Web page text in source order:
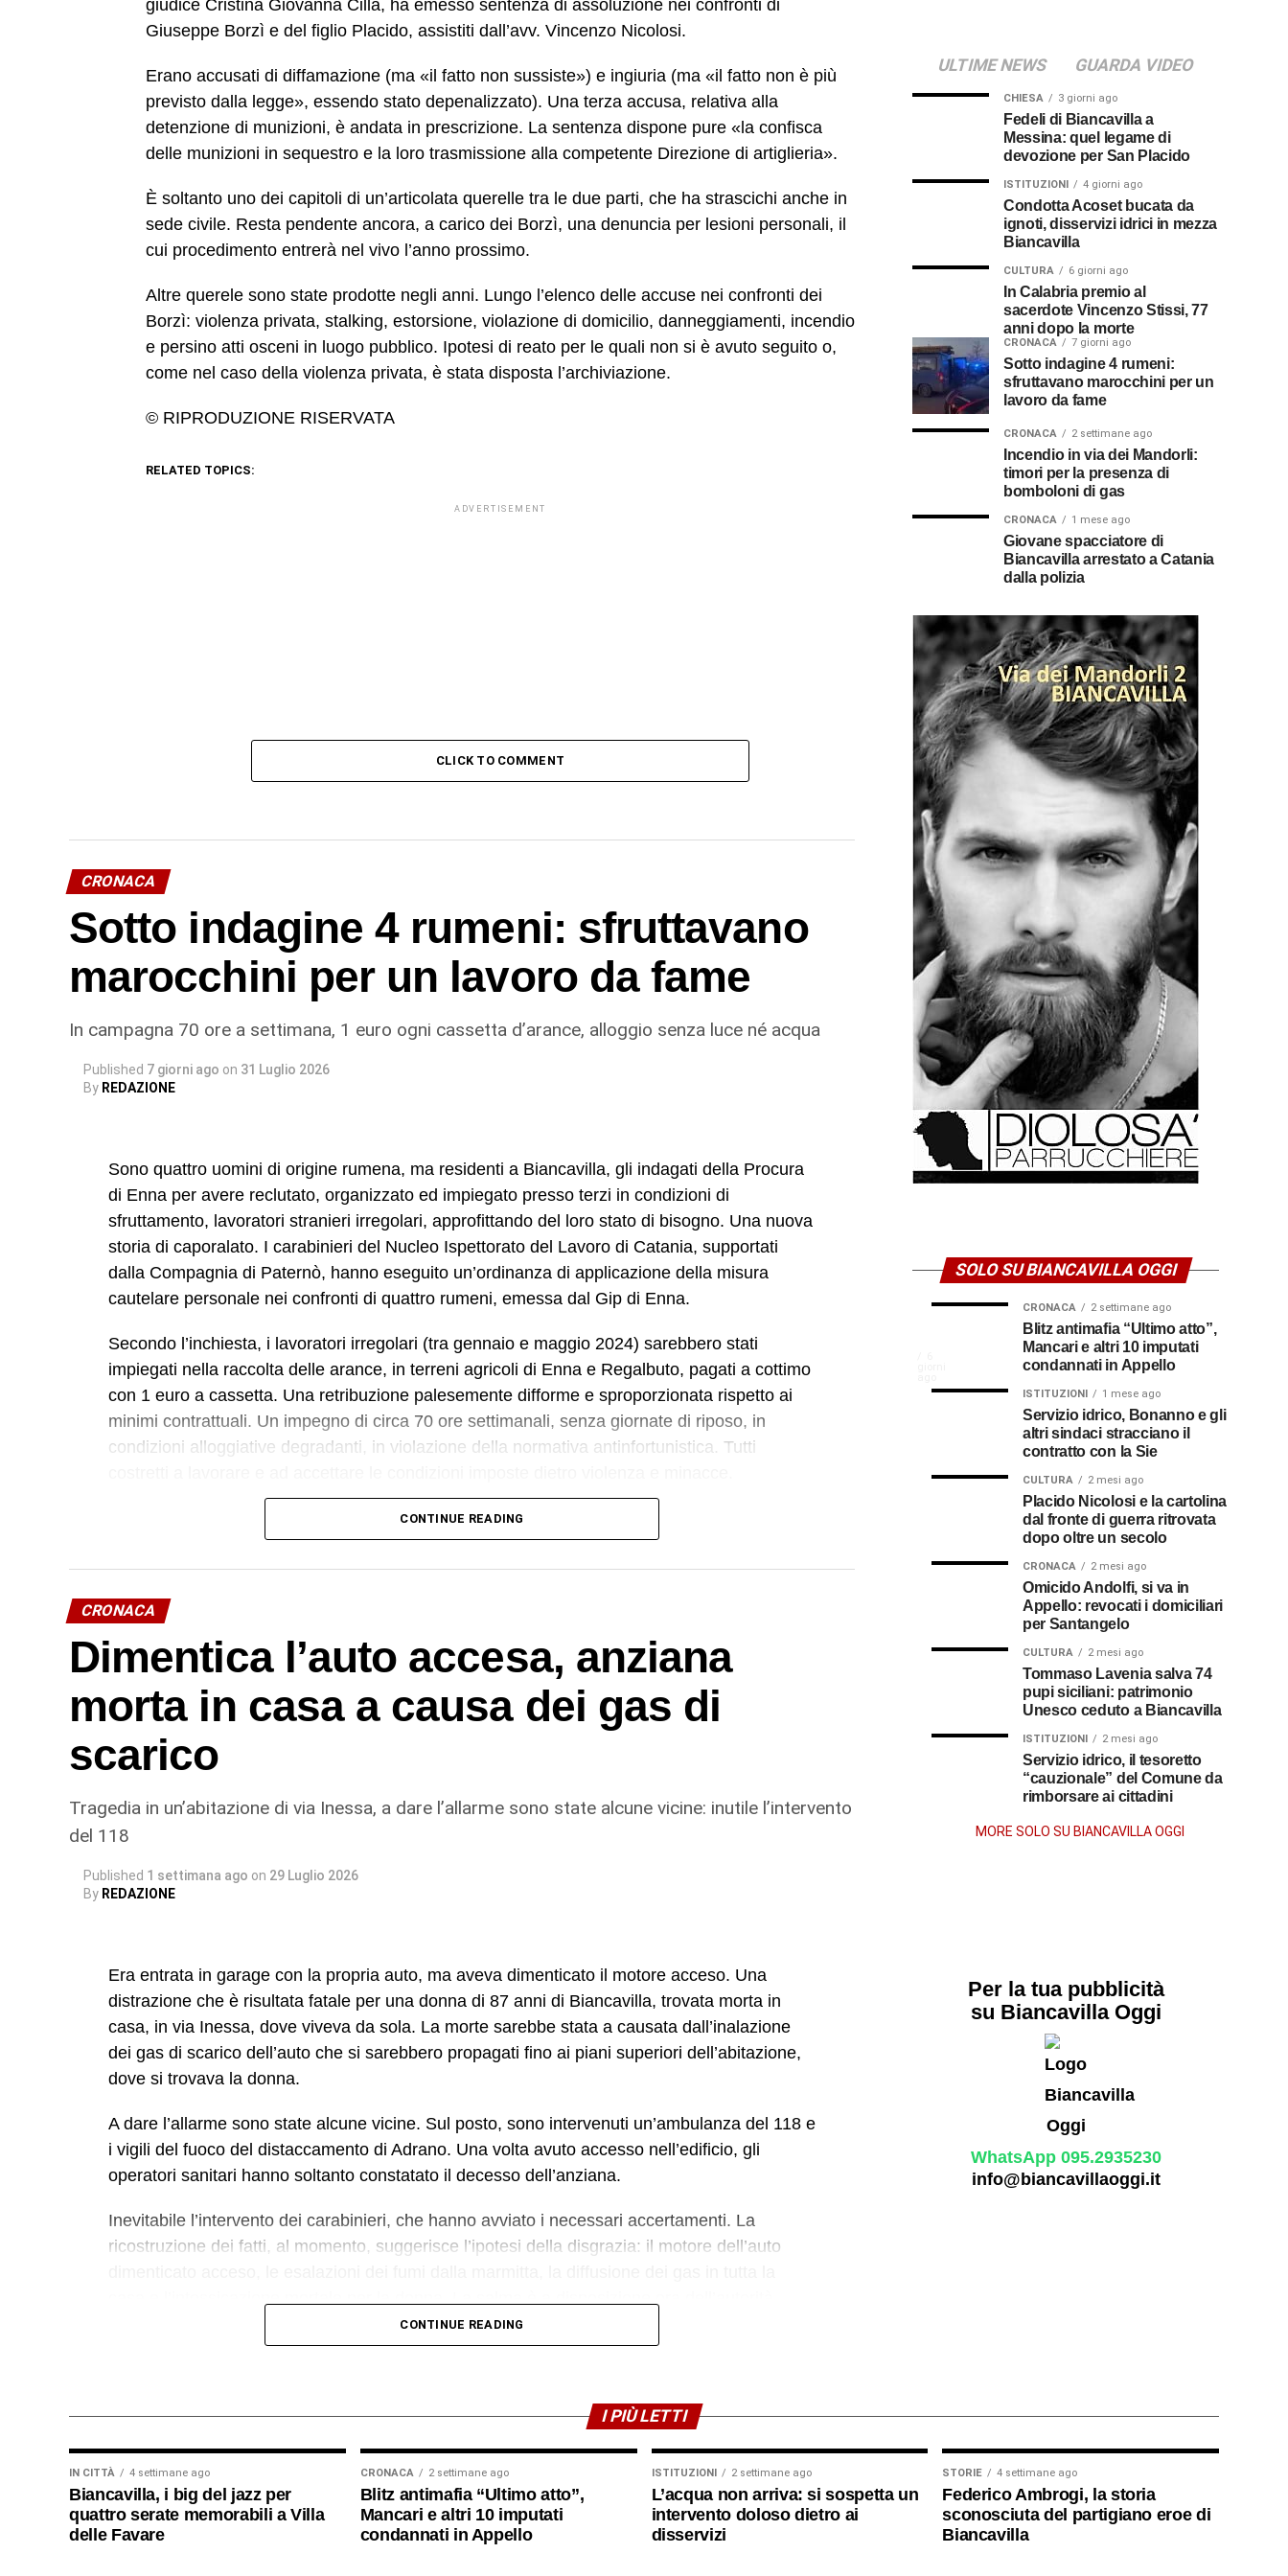
giudice Cristina Giovanna Cilla, ha emesso sentenza di assoluzione nei confronti di
Giuseppe Borzì e del figlio Placido, assistiti dall’avv. Vincenzo Nicolosi.
Erano accusati di diffamazione (ma «il fatto non sussiste») e ingiuria (ma «il fatto non è più
previsto dalla legge», essendo stato depenalizzato). Una terza accusa, relativa alla
detenzione di munizioni, è andata in prescrizione. La sentenza dispone pure «la confisca
delle munizioni in sequestro e la loro trasmissione alla competente Direzione di artiglieria».
È soltanto uno dei capitoli di un’articolata querelle tra le due parti, che ha strascichi anche in
sede civile. Resta pendente ancora, a carico dei Borzì, una denuncia per lesioni personali, il
cui procedimento entrerà nel vivo l’anno prossimo.
Altre querele sono state prodotte negli anni. Lungo l’elenco delle accuse nei confronti dei
Borzì: violenza privata, stalking, estorsione, violazione di domicilio, danneggiamenti, incendio
e persino atti osceni in luogo pubblico. Ipotesi di reato per le quali non si è avuto seguito o,
come nel caso della violenza privata, è stata disposta l’archiviazione.
© RIPRODUZIONE RISERVATA
RELATED TOPICS:
ADVERTISEMENT
CLICK TO COMMENT
CRONACA
Sotto indagine 4 rumeni: sfruttavano
marocchini per un lavoro da fame
In campagna 70 ore a settimana, 1 euro ogni cassetta d’arance, alloggio senza luce né acqua
Published 7 giorni ago on 31 Luglio 2026
By REDAZIONE
Sono quattro uomini di origine rumena, ma residenti a Biancavilla, gli indagati della Procura
di Enna per avere reclutato, organizzato ed impiegato presso terzi in condizioni di
sfruttamento, lavoratori stranieri irregolari, approfittando del loro stato di bisogno. Una nuova
storia di caporalato. I carabinieri del Nucleo Ispettorato del Lavoro di Catania, supportati
dalla Compagnia di Paternò, hanno eseguito un’ordinanza di applicazione della misura
cautelare personale nei confronti di quattro rumeni, emessa dal Gip di Enna.
Secondo l’inchiesta, i lavoratori irregolari (tra gennaio e maggio 2024) sarebbero stati
impiegati nella raccolta delle arance, in terreni agricoli di Enna e Regalbuto, pagati a cottimo
con 1 euro a cassetta. Una retribuzione palesemente difforme e sproporzionata rispetto ai
minimi contrattuali. Un impegno di circa 70 ore settimanali, senza giornate di riposo, in
condizioni alloggiative degradanti, in violazione della normativa antinfortunistica. Tutti
L’indagine è scaturita dalla denuncia di quattro cittadini marocchini dipendenti da uno
pseudo imprenditore rumeno, sostenuti dall’associazione Penelope, sulle cui dichiarazioni
hanno avuto origine gli accertamenti a riscontro da parte dei militari del Nucleo Carabinieri
Ispettorato del Lavoro di Catania.
In particolare, uno dei soggetti indagati, ora ai domiciliari con braccialetto elettronico,
ricopriva il ruolo di datore di lavoro “di fatto”. Gli altri tre (destinatari dell’obbligo di
presentazione alla polizia giudiziaria) eseguivano gli ordini e svolgevano funzioni di controllo
sul campo, vigilando sull’attività dei lavoratori, imponendo ritmi e carichi sproporzionati con
“modalità intimidatorie”. Erano loro a gestire anche l’alloggio fatiscente (privo di luce e
acqua) imposto ai lavoratori, trattenendone le somme relative all’affitto dal salario e
minacciando gli stessi di allontanarli se non avessero accettato tali condizioni, contribuendo
così a mantenere le condizioni di sfruttamento e dipendenza economica e abitativa.
© RIPRODUZIONE RISERVATA
CONTINUE READING
CRONACA
Dimentica l’auto accesa, anziana
morta in casa a causa dei gas di
scarico
Tragedia in un’abitazione di via Inessa, a dare l’allarme sono state alcune vicine: inutile l’intervento
del 118
Published 1 settimana ago on 29 Luglio 2026
By REDAZIONE
Era entrata in garage con la propria auto, ma aveva dimenticato il motore acceso. Una
distrazione che è risultata fatale per una donna di 87 anni di Biancavilla, trovata morta in
casa, in via Inessa, dove viveva da sola. La morte sarebbe stata a causata dall’inalazione
dei gas di scarico dell’auto che si sarebbero propagati fino ai piani superiori dell’abitazione,
dove si trovava la donna.
A dare l’allarme sono state alcune vicine. Sul posto, sono intervenuti un’ambulanza del 118 e
i vigili del fuoco del distaccamento di Adrano. Una volta avuto accesso nell’edificio, gli
operatori sanitari hanno soltanto constatato il decesso dell’anziana.
Inevitabile l’intervento dei carabinieri, che hanno avviato i necessari accertamenti. La
ricostruzione dei fatti, al momento, suggerisce l’ipotesi della disgrazia: il motore dell’auto
giudiziaria, in attesa di eventuali ed ulteriori accertamenti medico-legali.
CONTINUE READING
ULTIME NEWS GUARDA VIDEO
CHIESA 3 giorni ago
Fedeli di Biancavilla a
Messina: quel legame di
devozione per San Placido
ISTITUZIONI 4 giorni ago
Condotta Acoset bucata da
ignoti, disservizi idrici in mezza
Biancavilla
CULTURA 6 giorni ago
In Calabria premio al
sacerdote Vincenzo Stissi, 77
anni dopo la morte
CRONACA 7 giorni ago
Sotto indagine 4 rumeni:
sfruttavano marocchini per un
lavoro da fame
CRONACA 2 settimane ago
Incendio in via dei Mandorli:
timori per la presenza di
bomboloni di gas
CRONACA 1 mese ago
Giovane spacciatore di
Biancavilla arrestato a Catania
dalla polizia
SOLO SU BIANCAVILLA OGGI
Calabria
premio
al
sacerdote
Vincenzo
77
dopo
morte
per
della
CRONACA 2 settimane ago
Blitz antimafia “Ultimo atto”,
Mancari e altri 10 imputati
condannati in Appello
ISTITUZIONI 1 mese ago
Servizio idrico, Bonanno e gli
altri sindaci stracciano il
contratto con la Sie
CULTURA 2 mesi ago
Placido Nicolosi e la cartolina
dal fronte di guerra ritrovata
dopo oltre un secolo
CRONACA 2 mesi ago
Omicido Andolfi, si va in
Appello: revocati i domiciliari
per Santangelo
CULTURA 2 mesi ago
Tommaso Lavenia salva 74
pupi siciliani: patrimonio
Unesco ceduto a Biancavilla
ISTITUZIONI 2 mesi ago
Servizio idrico, il tesoretto
“cauzionale” del Comune da
rimborsare ai cittadini
MORE SOLO SU BIANCAVILLA OGGI
Per la tua pubblicità
su Biancavilla Oggi
WhatsApp 095.2935230
info@biancavillaoggi.it
I PIÙ LETTI
IN CITTÀ 4 settimane ago
Biancavilla, i big del jazz per
quattro serate memorabili a Villa
delle Favare
CRONACA 2 settimane ago
Blitz antimafia “Ultimo atto”,
Mancari e altri 10 imputati
condannati in Appello
ISTITUZIONI 2 settimane ago
L’acqua non arriva: si sospetta un
intervento doloso dietro ai
disservizi
STORIE 4 settimane ago
Federico Ambrogi, la storia
sconosciuta del partigiano eroe di
Biancavilla